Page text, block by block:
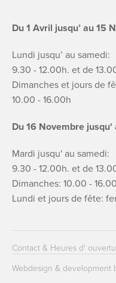
Du 1 Avril jusqu’ au 15
Lundi jusqu’ au samedi:
9.30 - 12.00h. et de
Dimanches et jours de
10.00 - 16.00h
Du 16 Novembre jusqu'
Mardi jusqu' au samedi:
9.30 - 12.00h. et de
Dimanches: 10.00 -
Lundi et jours de fête:
Contact & Heures d'
Webdesign & development